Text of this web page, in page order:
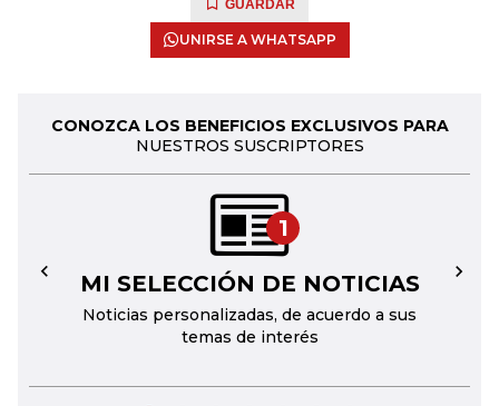
GUARDAR
UNIRSE A WHATSAPP
CONOZCA LOS BENEFICIOS EXCLUSIVOS PARA
NUESTROS SUSCRIPTORES
1
MI SELECCIÓN DE NOTICIAS
Noticias personalizadas, de acuerdo a sus
temas de interés
← →